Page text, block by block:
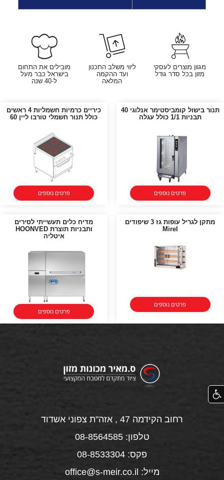
מגוון מוצרים לעסקי
מזון בכל סדר גודל
ליווי משלב התכנון
ועד ההקמה
המלאה
מובילים את התחום
בישראל כבר מעל
ל-40 שנה
תנור בישול קומביסטימר אנלוגי 40
תבניות 1/1 כולל עגלה
פרטים נוספים
כיריים כרמיות חשמליות 4 ראשים
כולל תנור חשמלי טורבו ליין 60
פרטים נוספים
מתקן לגריל עופות גז 3 שיפודים
Mirel
פרטים נוספים
מדיח כלים תעשייתי לסירים
ותבניות תוצרת HOONVED
איטליה
פרטים נוספים
רחוב הקידמה 47 , אזה"ת צפוני אשדוד
טלפון: 08-8564585
פקס: 08-8533304
מייל: office@s-meir.co.il